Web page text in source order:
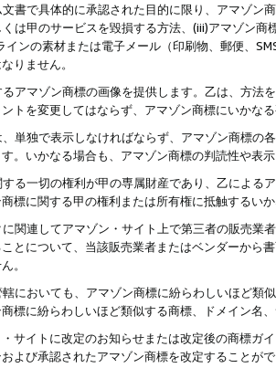
書で具体的に承認された目的に限り、アマゾン
は甲のサービスを毀損する方法、(iii)アマゾン
インの素材または電子メール（印刷物、郵便、
りません。
アマゾン商標の画像を提供します。乙は、方
トを変更してはならず、アマゾン商標にいかな
単独で表示しなければならず、アマゾン商標
。いかなる場合も、アマゾン商標の判読性や表
る一切の権利が甲の専属財産であり、乙による
標に関する甲の権利または所有権に抵触するい
関連してアマゾン・サイト上で第三者の販売
とについて、当該販売業者またはベンダーから
。
においても、アマゾン商標に紛らわしいほど類
標に紛らわしいほど類似する商標、ドメイン名
サイトに改定のお知らせまたは改定後の商標ガ
よび承認されたアマゾン商標を改定することが